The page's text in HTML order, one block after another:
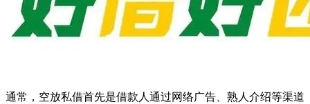
通常，空放私借首先是借款人通过网络广告、熟人介绍等渠道